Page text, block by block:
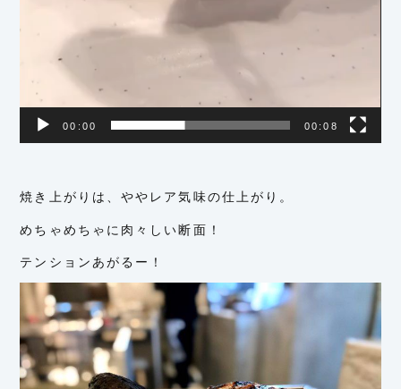
00:00 00:08
焼き上がりは、ややレア気味の仕上がり。
めちゃめちゃに肉々しい断面！
テンションあがるー！